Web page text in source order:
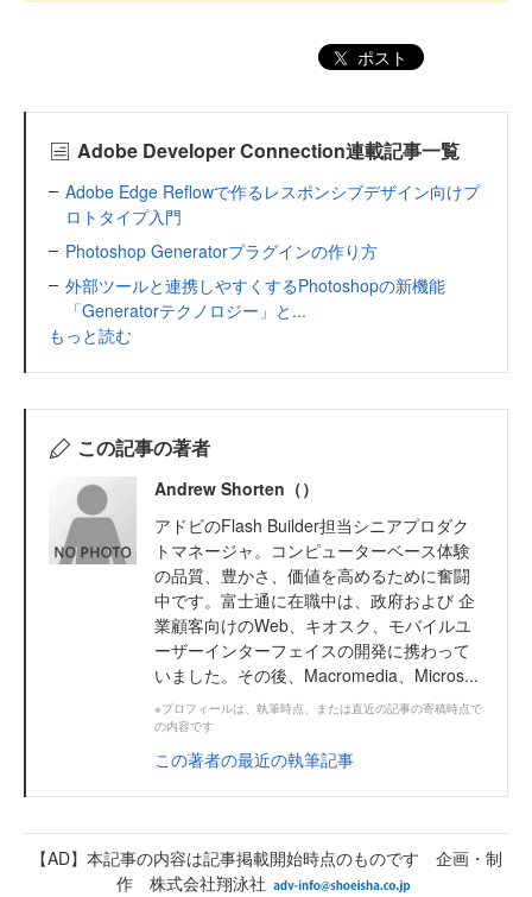
ポスト
Adobe Developer Connection連載記事一覧
Adobe Edge Reflowで作るレスポンシブデザイン向けプ
ロトタイプ入門
Photoshop Generatorプラグインの作り方
外部ツールと連携しやすくするPhotoshopの新機能
「Generatorテクノロジー」と...
もっと読む
この記事の著者
Andrew Shorten（）
アドビのFlash Builder担当シニアプロダク
トマネージャ。コンピューターベース体験
の品質、豊かさ、価値を高めるために奮闘
中です。富士通に在職中は、政府および 企
業顧客向けのWeb、キオスク、モバイルユ
ーザーインターフェイスの開発に携わって
いました。その後、Macromedia、Micros...
※プロフィールは、執筆時点、または直近の記事の寄稿時点で
の内容です
この著者の最近の執筆記事
【AD】本記事の内容は記事掲載開始時点のものです 企画・制
作 株式会社翔泳社